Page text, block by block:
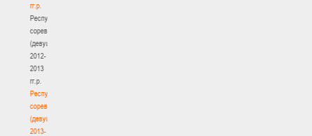
гг.р.
Республиканские
соревнования
(девушки)
2012-
2013
гг.р.
Республиканские
соревнования
(девушки)
2013-